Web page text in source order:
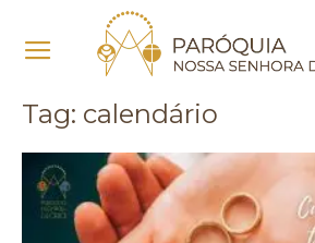
Calendário
Tag: calendário